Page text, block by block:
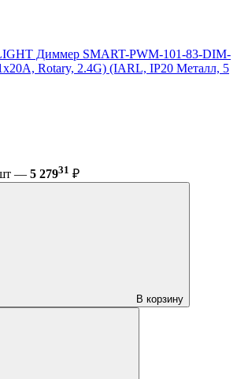
Диммер SMART-PWM-101-83-DIM-
Rotary, 2.4G) (IARL, IP20 Металл, 5
шт — 5 27931 ₽
В корзину